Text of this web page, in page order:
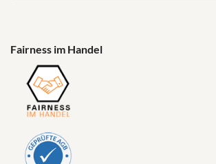
Fairness im Handel